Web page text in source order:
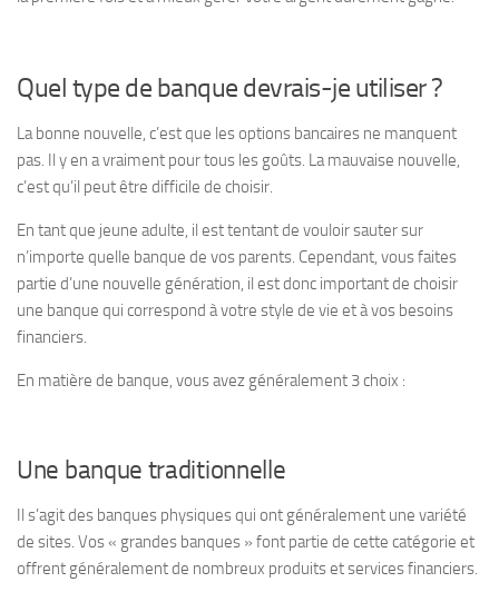
Quel type de banque devrais-je utiliser ?
La bonne nouvelle, c’est que les options bancaires ne manquent
pas. Il y en a vraiment pour tous les goûts. La mauvaise nouvelle,
c’est qu’il peut être difficile de choisir.
En tant que jeune adulte, il est tentant de vouloir sauter sur
n’importe quelle banque de vos parents. Cependant, vous faites
partie d’une nouvelle génération, il est donc important de choisir
une banque qui correspond à votre style de vie et à vos besoins
financiers.
En matière de banque, vous avez généralement 3 choix :
Une banque traditionnelle
Il s’agit des banques physiques qui ont généralement une variété
de sites. Vos « grandes banques » font partie de cette catégorie et
offrent généralement de nombreux produits et services financiers.